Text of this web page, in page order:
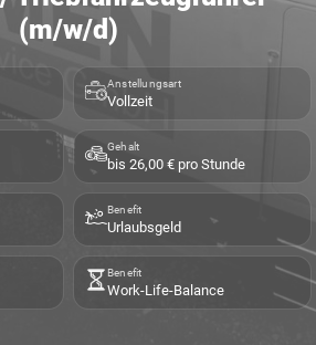
(m/w/d)
Anstellungsart
Vollzeit
Gehalt
bis 26,00 € pro Stunde
Benefit
Urlaubsgeld
Benefit
Work-Life-Balance